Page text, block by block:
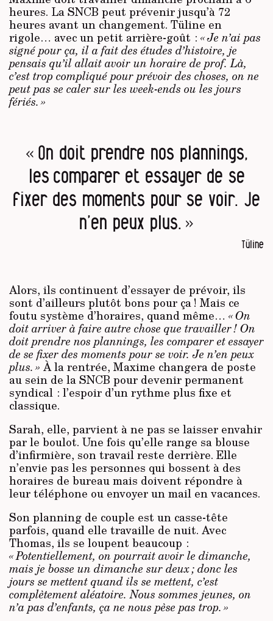
heures. La SNCB peut prévenir jusqu’à 72
heures avant un changement. Tüline en
rigole… avec un petit arrière-goût : « Je n’ai pas
signé pour ça, il a fait des études d’histoire, je
pensais qu’il allait avoir un horaire de prof. Là,
c’est trop compliqué pour prévoir des choses, on ne
peut pas se caler sur les week-ends ou les jours
fériés. »
« On doit prendre nos plannings,
les comparer et essayer de se
fixer des moments pour se voir. Je
n’en peux plus. »
Tüline
Alors, ils continuent d’essayer de prévoir, ils
sont d’ailleurs plutôt bons pour ça ! Mais ce
foutu système d’horaires, quand même… « On
doit arriver à faire autre chose que travailler ! On
doit prendre nos plannings, les comparer et essayer
de se fixer des moments pour se voir. Je n’en peux
plus. » À la rentrée, Maxime changera de poste
au sein de la SNCB pour devenir permanent
syndical : l’espoir d’un rythme plus fixe et
classique.
Sarah, elle, parvient à ne pas se laisser envahir
par le boulot. Une fois qu’elle range sa blouse
d’infirmière, son travail reste derrière. Elle
n’envie pas les personnes qui bossent à des
horaires de bureau mais doivent répondre à
leur téléphone ou envoyer un mail en vacances.
Son planning de couple est un casse-tête
parfois, quand elle travaille de nuit. Avec
Thomas, ils se loupent beaucoup :
« Potentiellement, on pourrait avoir le dimanche,
mais je bosse un dimanche sur deux ; donc les
jours se mettent quand ils se mettent, c’est
complètement aléatoire. Nous sommes jeunes, on
n’a pas d’enfants, ça ne nous pèse pas trop. »